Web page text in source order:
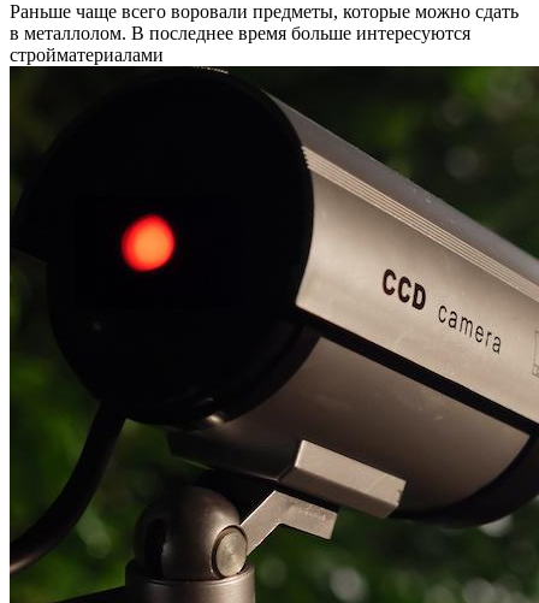
Раньше чаще всего воровали предметы, которые можно сдать
в металлолом. В последнее время больше интересуются
стройматериалами